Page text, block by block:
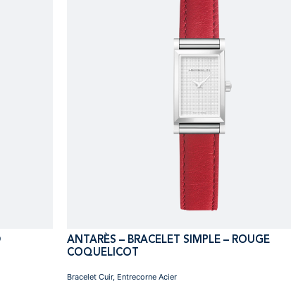
ANTARÈS – BRACELET SIMPLE – ROUGE
COQUELICOT
Bracelet Cuir, Entrecorne Acier